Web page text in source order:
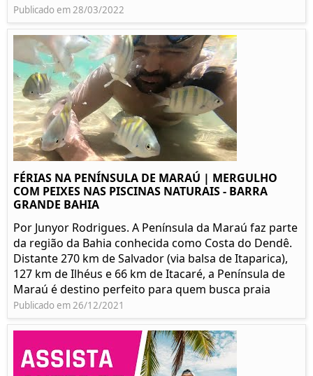
Publicado em 28/03/2022
FÉRIAS NA PENÍNSULA DE MARAÚ | MERGULHO
COM PEIXES NAS PISCINAS NATURAIS - BARRA
GRANDE BAHIA
Por Junyor Rodrigues. A Península da Maraú faz parte
da região da Bahia conhecida como Costa do Dendê.
Distante 270 km de Salvador (via balsa de Itaparica),
127 km de Ilhéus e 66 km de Itacaré, a Península de
Maraú é destino perfeito para quem busca praia
Publicado em 26/12/2021